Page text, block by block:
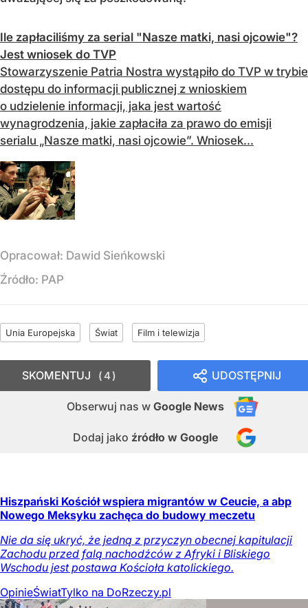
Ile zapłaciliśmy za serial "Nasze matki, nasi ojcowie"?
Jest wniosek do TVP
Stowarzyszenie Patria Nostra wystąpiło do TVP w trybie
dostępu do informacji publicznej z wnioskiem
o udzielenie informacji, jaka jest wartość
wynagrodzenia, jakie zapłaciła za prawo do emisji
serialu „Nasze matki, nasi ojcowie”. Wniosek...
Opracował: Dawid Sieńkowski
Źródło: PAP
Unia Europejska Świat Film i telewizja
UDOSTĘPNIJ
Obserwuj nas w Google News
Dodaj jako źródło w Google
SKOMENTUJ 4
Hiszpański Kościół wspiera migrantów w Ceucie, a abp
Nowego Meksyku zachęca do budowy meczetu
Nie da się ukryć, że jedną z przyczyn obecnej kapitulacji
Zachodu przed falą nachodźców z Afryki i Bliskiego
Wschodu jest postawa Kościoła katolickiego.
OpinieŚwiatTylko na DoRzeczy.pl